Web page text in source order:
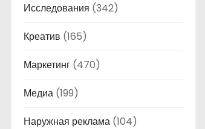
Исследования (342)
Креатив (165)
Маркетинг (470)
Медиа (199)
Наружная реклама (104)